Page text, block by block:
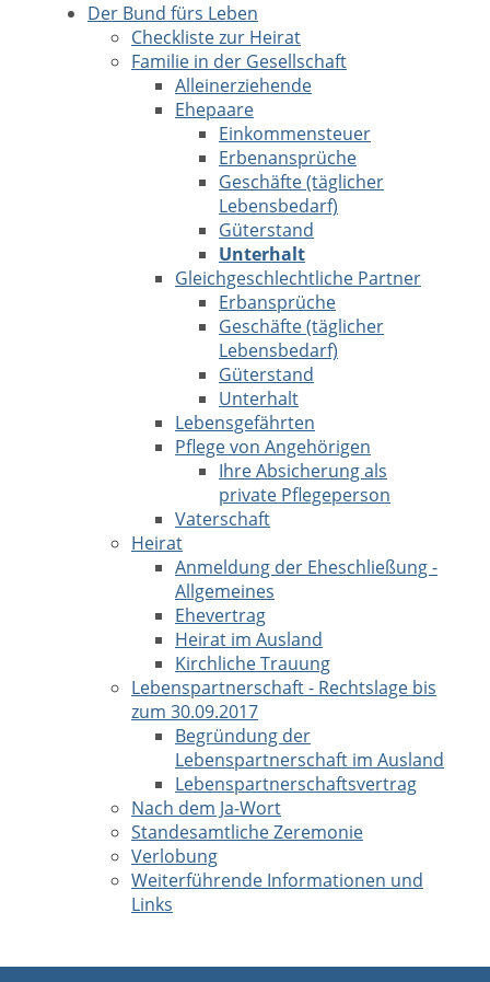
Der Bund fürs Leben
Checkliste zur Heirat
Familie in der Gesellschaft
Alleinerziehende
Ehepaare
Einkommensteuer
Erbenansprüche
Geschäfte (täglicher
Lebensbedarf)
Güterstand
Unterhalt
Gleichgeschlechtliche Partner
Erbansprüche
Geschäfte (täglicher
Lebensbedarf)
Güterstand
Unterhalt
Lebensgefährten
Pflege von Angehörigen
Ihre Absicherung als
private Pflegeperson
Vaterschaft
Heirat
Anmeldung der Eheschließung -
Allgemeines
Ehevertrag
Heirat im Ausland
Kirchliche Trauung
Lebenspartnerschaft - Rechtslage bis
zum 30.09.2017
Begründung der
Lebenspartnerschaft im Ausland
Lebenspartnerschaftsvertrag
Nach dem Ja-Wort
Standesamtliche Zeremonie
Verlobung
Weiterführende Informationen und
Links